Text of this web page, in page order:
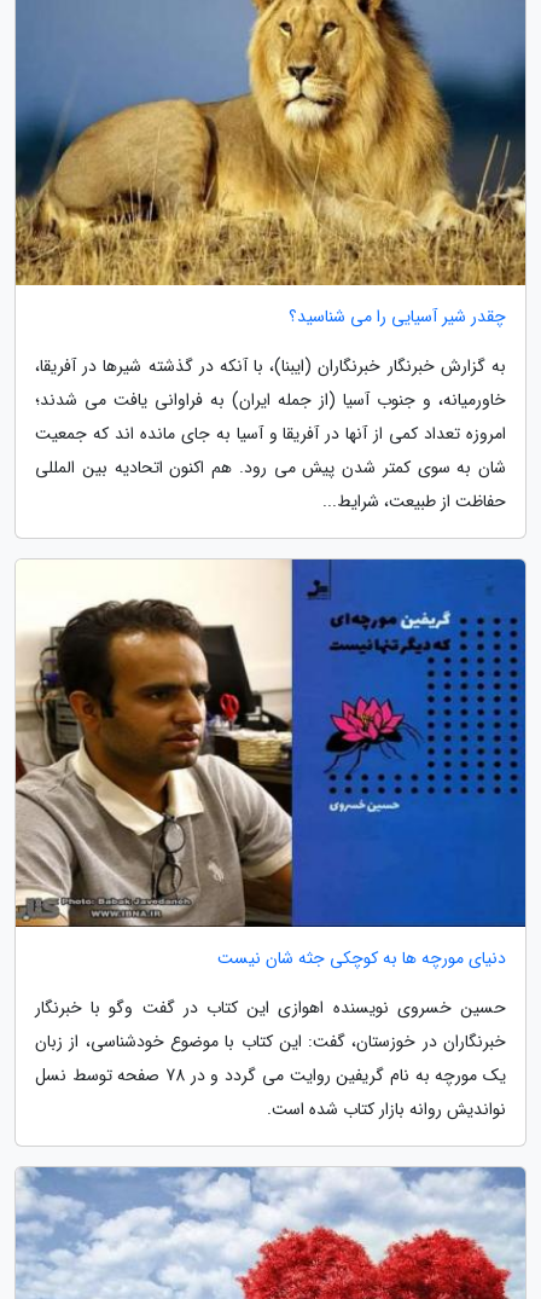
چقدر شیر آسیایی را می شناسید؟
به گزارش خبرنگار خبرنگاران (ایبنا)، با آنکه در گذشته شیرها در آفریقا،
خاورمیانه، و جنوب آسیا (از جمله ایران) به فراوانی یافت می شدند؛
امروزه تعداد کمی از آنها در آفریقا و آسیا به جای مانده اند که جمعیت
شان به سوی کمتر شدن پیش می رود. هم اکنون اتحادیه بین المللی
حفاظت از طبیعت، شرایط...
دنیای مورچه ها به کوچکی جثه شان نیست
حسین خسروی نویسنده اهوازی این کتاب در گفت وگو با خبرنگار
خبرنگاران در خوزستان، گفت: این کتاب با موضوع خودشناسی، از زبان
یک مورچه به نام گریفین روایت می گردد و در 78 صفحه توسط نسل
نواندیش روانه بازار کتاب شده است.